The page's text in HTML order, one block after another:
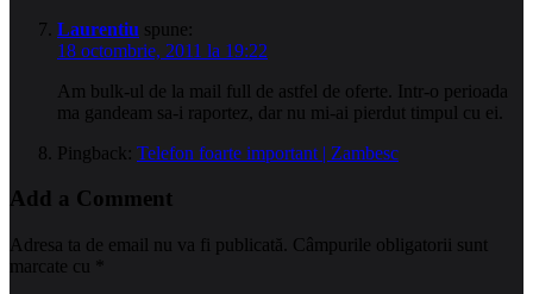
Laurentiu spune:
18 octombrie, 2011 la 19:22
Am bulk-ul de la mail full de astfel de oferte. Intr-o perioada
ma gandeam sa-i raportez, dar nu mi-ai pierdut timpul cu ei.
Pingback: Telefon foarte important | Zambesc
Add a Comment
Adresa ta de email nu va fi publicată. Câmpurile obligatorii sunt
marcate cu